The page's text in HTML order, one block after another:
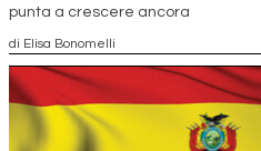
punta a crescere ancora
di Elisa Bonomelli